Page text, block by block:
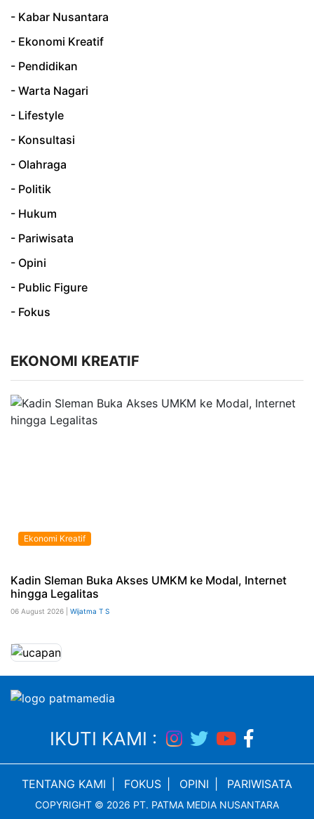
- Kabar Nusantara
- Ekonomi Kreatif
- Pendidikan
- Warta Nagari
- Lifestyle
- Konsultasi
- Olahraga
- Politik
- Hukum
- Pariwisata
- Opini
- Public Figure
- Fokus
EKONOMI KREATIF
Ekonomi Kreatif
Kadin Sleman Buka Akses UMKM ke Modal, Internet
hingga Legalitas
06 August 2026 | Wijatma T S
IKUTI KAMI :
TENTANG KAMI FOKUS OPINI PARIWISATA
COPYRIGHT © 2026 PT. PATMA MEDIA NUSANTARA